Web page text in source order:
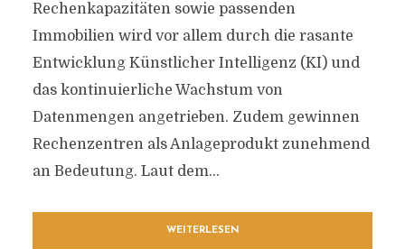
Rechenkapazitäten sowie passenden
Immobilien wird vor allem durch die rasante
Entwicklung Künstlicher Intelligenz (KI) und
das kontinuierliche Wachstum von
Datenmengen angetrieben. Zudem gewinnen
Rechenzentren als Anlageprodukt zunehmend
an Bedeutung. Laut dem...
WEITERLESEN